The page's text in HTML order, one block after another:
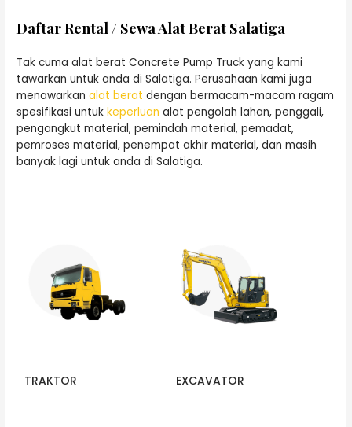
Daftar Rental / Sewa Alat Berat Salatiga
Tak cuma alat berat Concrete Pump Truck yang kami
tawarkan untuk anda di Salatiga. Perusahaan kami juga
menawarkanalat berat dengan bermacam-macam ragam
spesifikasi untukkeperluan alat pengolah lahan, penggali,
pengangkut material, pemindah material, pemadat,
pemroses material, penempat akhir material, dan masih
banyak lagi untuk anda di Salatiga.
TRAKTOR EXCAVATOR